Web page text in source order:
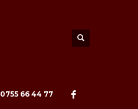
0755 66 44 77